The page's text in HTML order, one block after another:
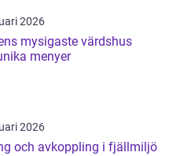
2026
mysigaste värdshus
menyer
2026
och avkoppling i fjällmiljö